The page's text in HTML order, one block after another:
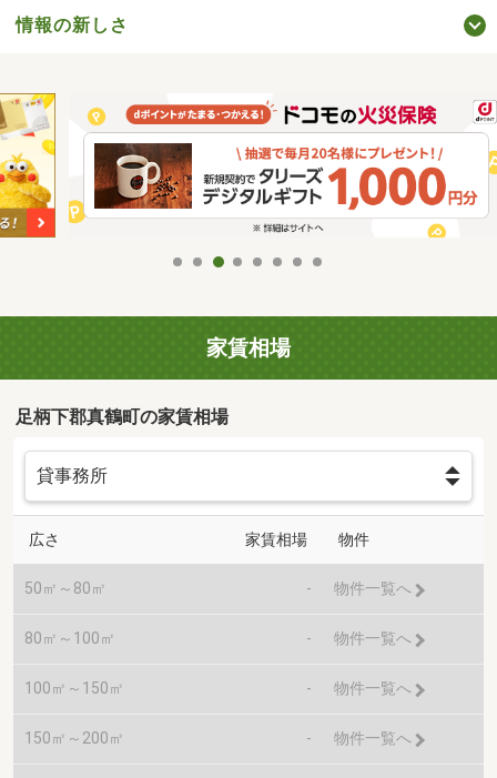
情報の新しさ
家賃相場
足柄下郡真鶴町の家賃相場
広さ 家賃相場 物件
50㎡～80㎡ - 物件一覧へ
80㎡～100㎡ - 物件一覧へ
100㎡～150㎡ - 物件一覧へ
150㎡～200㎡ - 物件一覧へ